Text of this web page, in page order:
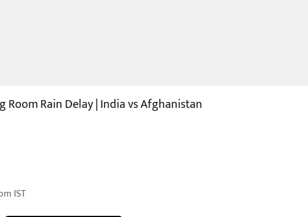
Room Rain Delay | India vs Afghanistan
IST